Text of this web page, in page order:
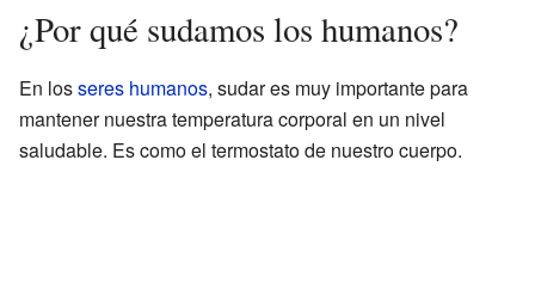
¿Por qué sudamos los humanos?
En losseres humanos, sudar es muy importante para
mantener nuestra temperatura corporal en un nivel
saludable. Es como el termostato de nuestro cuerpo.